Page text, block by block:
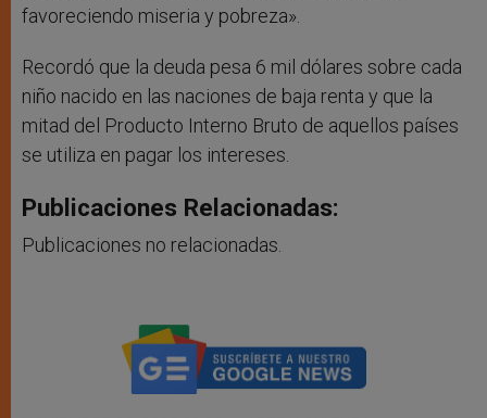
favoreciendo miseria y pobreza».
Recordó que la deuda pesa 6 mil dólares sobre cada
niño nacido en las naciones de baja renta y que la
mitad del Producto Interno Bruto de aquellos países
se utiliza en pagar los intereses.
Publicaciones Relacionadas:
Publicaciones no relacionadas.